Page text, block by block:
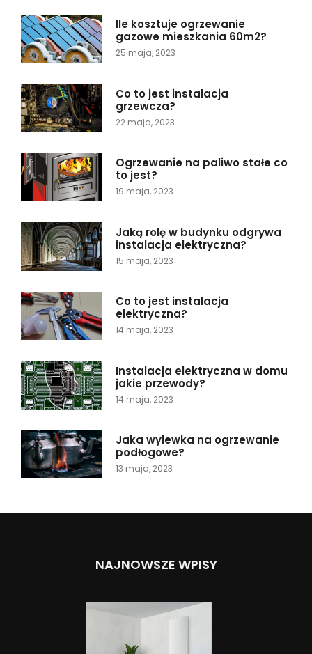
Ile kosztuje ogrzewanie
gazowe mieszkania 60m2?
25 maja, 2023
Co to jest instalacja
grzewcza?
22 maja, 2023
Ogrzewanie na paliwo stałe co
to jest?
19 maja, 2023
Jaką rolę w budynku odgrywa
instalacja elektryczna?
15 maja, 2023
Co to jest instalacja
elektryczna?
14 maja, 2023
Instalacja elektryczna w domu
jakie przewody?
14 maja, 2023
Jaka wylewka na ogrzewanie
podłogowe?
13 maja, 2023
NAJNOWSZE WPISY